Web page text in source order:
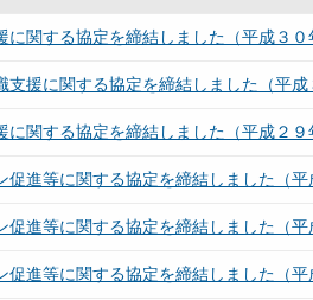
関する協定を締結しました（平成３０
援に関する協定を締結しました（平成
関する協定を締結しました（平成２９
進等に関する協定を締結しました（平
進等に関する協定を締結しました（平
進等に関する協定を締結しました（平